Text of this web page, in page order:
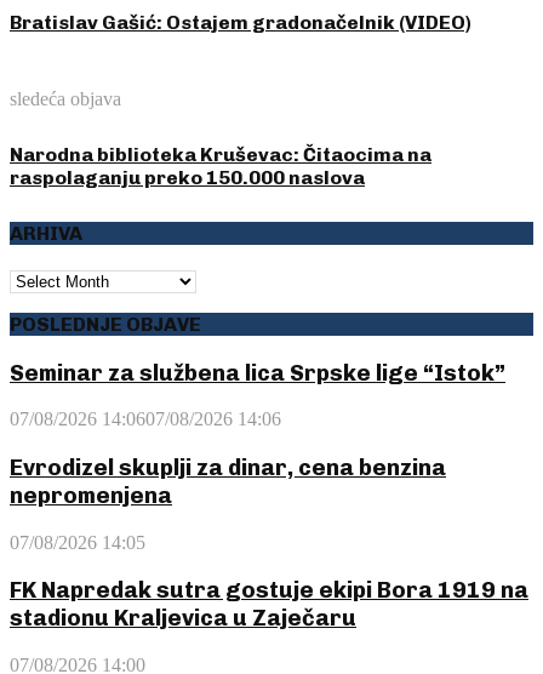
Bratislav Gašić: Ostajem gradonačelnik (VIDEO)
sledeća objava
Narodna biblioteka Kruševac: Čitaocima na
raspolaganju preko 150.000 naslova
ARHIVA
ARHIVA
POSLEDNJE OBJAVE
Seminar za službena lica Srpske lige “Istok”
07/08/2026 14:0607/08/2026 14:06
Evrodizel skuplji za dinar, cena benzina
nepromenjena
07/08/2026 14:05
FK Napredak sutra gostuje ekipi Bora 1919 na
stadionu Kraljevica u Zaječaru
07/08/2026 14:00